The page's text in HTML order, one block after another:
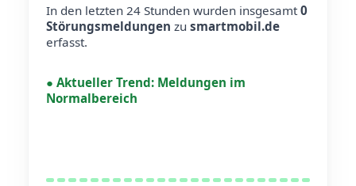
In den letzten 24 Stunden wurden insgesamt0
Störungsmeldungen zu smartmobil.de
erfasst.
● Aktueller Trend: Meldungen im
Normalbereich